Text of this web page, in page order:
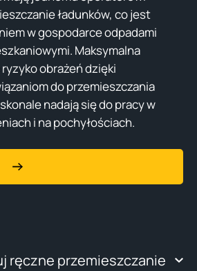
ładunków, co jest
w gospodarce odpadami
Maksymalna
obrażeń dzięki
do przemieszczania
nadają się do pracy w
i na pochyłościach.
ręczne przemieszczanie